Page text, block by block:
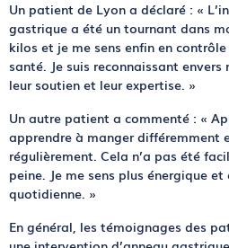
Un patient de Lyon a déclaré : «
gastrique a été un tournant dans
kilos et je me sens enfin en
santé. Je suis reconnaissant
leur soutien et leur expertise. »
Un autre patient a commenté : «
apprendre à manger différemment
régulièrement. Cela n’a pas été
peine. Je me sens plus énergique
quotidienne. »
En général, les témoignages des